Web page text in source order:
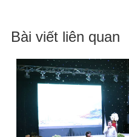
Bài viết liên quan